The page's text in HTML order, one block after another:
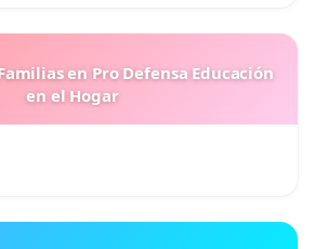
en Pro Defensa Educación
en el Hogar